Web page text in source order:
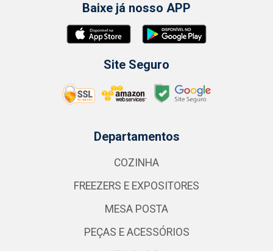
Baixe já nosso APP
Site Seguro
Departamentos
COZINHA
FREEZERS E EXPOSITORES
MESA POSTA
PEÇAS E ACESSÓRIOS